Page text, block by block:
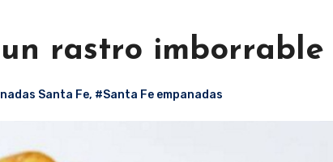
rastro imborrable
Santa Fe, #Santa Fe empanadas